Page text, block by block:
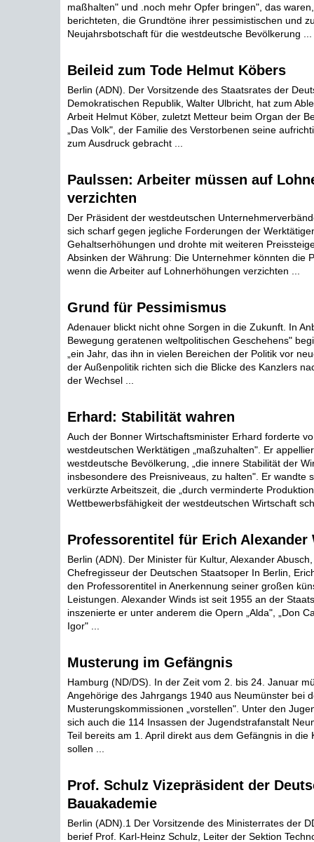
maßhalten" und .noch mehr Opfer bringen", das
berichteten, die Grundtöne ihrer pessimistischen und
Neujahrsbotschaft für die westdeutsche Bevölkerung ...
Beileid zum Tode Helmut Köbers
Berlin (ADN). Der Vorsitzende des Staatsrates der
Demokratischen Republik, Walter Ulbricht, hat zum
Arbeit Helmut Köber, zuletzt Metteur beim Organ der
„Das Volk", der Familie des Verstorbenen seine
zum Ausdruck gebracht ...
Paulssen: Arbeiter müssen auf
verzichten
Der Präsident der westdeutschen
sich scharf gegen jegliche Forderungen der
Gehaltserhöhungen und drohte mit weiteren
Absinken der Währung: Die Unternehmer könnten die
wenn die Arbeiter auf Lohnerhöhungen verzichten ...
Grund für Pessimismus
Adenauer blickt nicht ohne Sorgen in die Zukunft. In
Bewegung geratenen weltpolitischen Geschehens"
„ein Jahr, das ihn in vielen Bereichen der Politik vor
der Außenpolitik richten sich die Blicke des Kanzlers
der Wechsel ...
Erhard: Stabilität wahren
Auch der Bonner Wirtschaftsminister Erhard forderte
westdeutschen Werktätigen „maßzuhalten". Er
westdeutsche Bevölkerung, „die innere Stabilität der
insbesondere des Preisniveaus, zu halten". Er wandte
verkürzte Arbeitszeit, die „durch verminderte
Wettbewerbsfähigkeit der westdeutschen Wirtschaft
Professorentitel für Erich Alexander
Berlin (ADN). Der Minister für Kultur, Alexander
Chefregisseur der Deutschen Staatsoper In Berlin,
den Professorentitel in Anerkennung seiner großen
Leistungen. Alexander Winds ist seit 1955 an der
inszenierte er unter anderem die Opern „Alda", „Don
Igor" ...
Musterung im Gefängnis
Hamburg (ND/DS). In der Zeit vom 2. bis 24. Januar
Angehörige des Jahrgangs 1940 aus Neumünster bei
Musterungskommissionen „vorstellen". Unter den
sich auch die 114 Insassen der Jugendstrafanstalt
Teil bereits am 1. April direkt aus dem Gefängnis in die
sollen ...
Prof. Schulz Vizepräsident der
Bauakademie
Berlin (ADN).1 Der Vorsitzende des Ministerrates der
berief Prof. Karl-Heinz Schulz, Leiter der Sektion